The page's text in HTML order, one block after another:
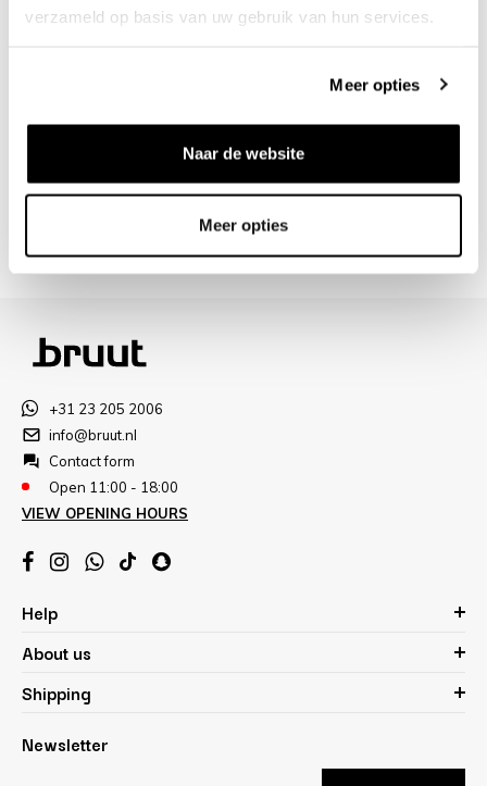
verzameld op basis van uw gebruik van hun services.
Meer opties
Naar de website
Meer opties
About this product
+31 23 205 2006
info@bruut.nl
Contact form
Open 11:00 - 18:00
VIEW OPENING HOURS
Help
About us
Shipping
Newsletter